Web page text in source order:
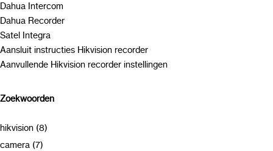
Dahua Intercom
Dahua Recorder
Satel Integra
Aansluit instructies Hikvision recorder
Aanvullende Hikvision recorder instellingen
Zoekwoorden
hikvision (8)
camera (7)